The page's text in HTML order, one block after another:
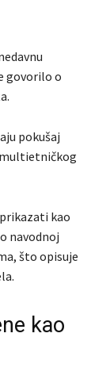
govorilo o
pokušaj
multietničkog
kao
navodnoj
što opisuje
kao